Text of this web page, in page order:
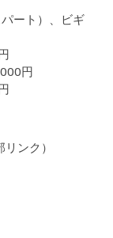
ート）、ビギ
円
リンク）